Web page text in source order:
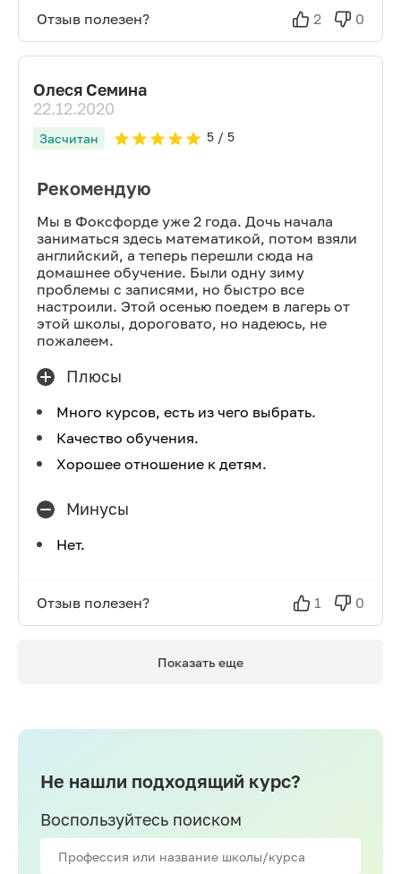
Отзыв полезен? 2 0
Олеся Семина
22.12.2020
Засчитан 5/ 5
Рекомендую
Мы в Фоксфорде уже 2 года. Дочь начала
заниматься здесь математикой, потом взяли
английский, а теперь перешли сюда на
домашнее обучение. Были одну зиму
проблемы с записями, но быстро все
настроили. Этой осенью поедем в лагерь от
этой школы, дороговато, но надеюсь, не
пожалеем.
Плюсы
Много курсов, есть из чего выбрать.
Качество обучения.
Хорошее отношение к детям.
Минусы
Нет.
Отзыв полезен? 1 0
Показать еще
Не нашли подходящий курс?
Воспользуйтесь поиском